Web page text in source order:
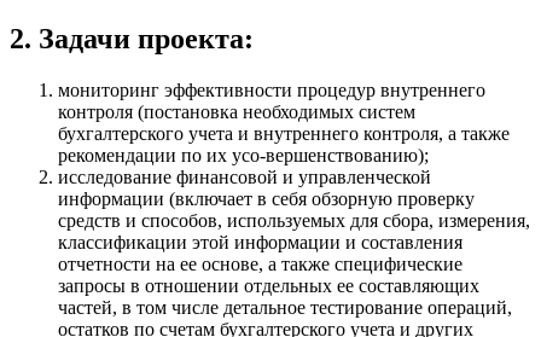
2. Задачи проекта:
мониторинг эффективности процедур внутреннего
контроля (постановка необходимых систем
бухгалтерского учета и внутреннего контроля, а также
рекомендации по их усо-вершенствованию);
исследование финансовой и управленческой
информации (включает в себя обзорную проверку
средств и способов, используемых для сбора, измерения,
классификации этой информации и составления
отчетности на ее основе, а также специфические
запросы в отношении отдельных ее составляющих
частей, в том числе детальное тестирование операций,
остатков по счетам бухгалтерского учета и других